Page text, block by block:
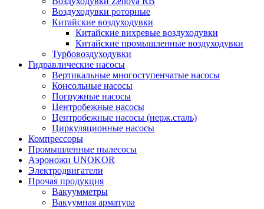
Воздуходувки роторные
Китайские воздуходувки
Китайские вихревые воздуходувки
Китайские промышленные воздуходувки
Турбовоздуходувки
Гидравлические насосы
Вертикальные многоступенчатые насосы
Консольные насосы
Погружные насосы
Центробежные насосы
Центробежные насосы (нерж.сталь)
Циркуляционные насосы
Компрессоры
Промышленные пылесосы
Аэроножи UNOKOR
Электродвигатели
Прочая продукция
Вакуумметры
Вакуумная арматура